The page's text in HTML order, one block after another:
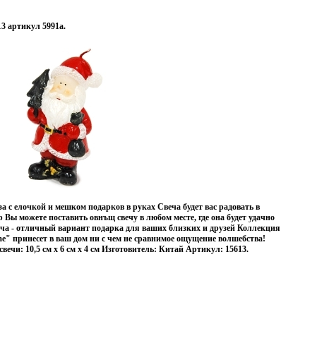
артикул 5991a.
с елочкой и мешком подарков в руках Свеча будет вас радовать в
можете поставить овнъщ свечу в любом месте, где она будет удачно
- отличный вариант подарка для ваших близких и друзей Коллекция
принесет в ваш дом ни с чем не сравнимое ощущение волшебства!
10,5 см х 6 см х 4 см Изготовитель: Китай Артикул: 15613.